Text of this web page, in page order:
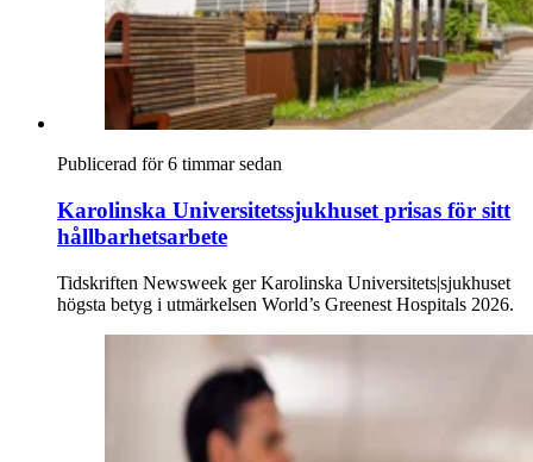
Publicerad för 6 timmar sedan
Karolinska Universitetssjukhuset prisas för sitt
hållbarhetsarbete
Tidskriften Newsweek ger Karolinska Universitets|sjukhuset
högsta betyg i utmärkelsen World’s Greenest Hospitals 2026.